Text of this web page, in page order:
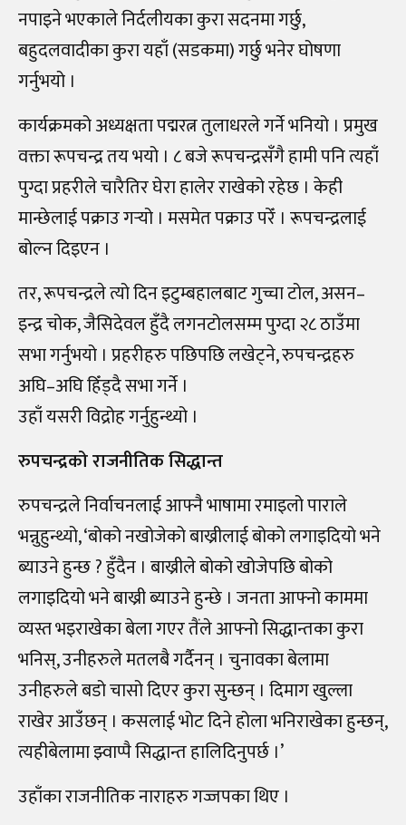
नपाइने भएकाले निर्दलीयका कुरा सदनमा गर्छु,
बहुदलवादीका कुरा यहाँ (सडकमा) गर्छु भनेर घोषणा
गर्नुभयो ।
कार्यक्रमको अध्यक्षता पद्मरत्न तुलाधरले गर्ने भनियो । प्रमुख
वक्ता रूपचन्द्र तय भयो । ८ बजे रूपचन्द्रसँगै हामी पनि त्यहाँ
पुग्दा प्रहरीले चारैतिर घेरा हालेर राखेको रहेछ । केही
मान्छेलाई पक्राउ गर्‍यो । मसमेत पक्राउ परेँ । रूपचन्द्रलाई
बोल्न दिइएन ।
तर, रूपचन्द्रले त्यो दिन इटुम्बहालबाट गुच्चा टोल, असन–
इन्द्र चोक, जैसिदेवल हुँदै लगनटोलसम्म पुग्दा २८ ठाउँमा
सभा गर्नुभयो । प्रहरीहरु पछिपछि लखेट्ने, रुपचन्द्रहरु
अघि–अघि हिँड्दै सभा गर्ने ।
उहाँ यसरी विद्रोह गर्नुहुन्थ्यो ।
रुपचन्द्रको राजनीतिक सिद्धान्त
रुपचन्द्रले निर्वाचनलाई आफ्नै भाषामा रमाइलो पाराले
भन्नुहुन्थ्यो, ‘बोको नखोजेको बाख्रीलाई बोको लगाइदियो भने
ब्याउने हुन्छ ? हुँदैन । बाख्रीले बोको खोजेपछि बोको
लगाइदियो भने बाख्री ब्याउने हुन्छे । जनता आफ्नो काममा
व्यस्त भइराखेका बेला गएर तैंले आफ्नो सिद्धान्तका कुरा
भनिस्, उनीहरुले मतलबै गर्दैनन् । चुनावका बेलामा
उनीहरुले बडो चासो दिएर कुरा सुन्छन् । दिमाग खुल्ला
राखेर आउँछन् । कसलाई भोट दिने होला भनिराखेका हुन्छन्,
त्यहीबेलामा झ्वाप्पै सिद्धान्त हालिदिनुपर्छ ।’
उहाँका राजनीतिक नाराहरु गज्जपका थिए ।